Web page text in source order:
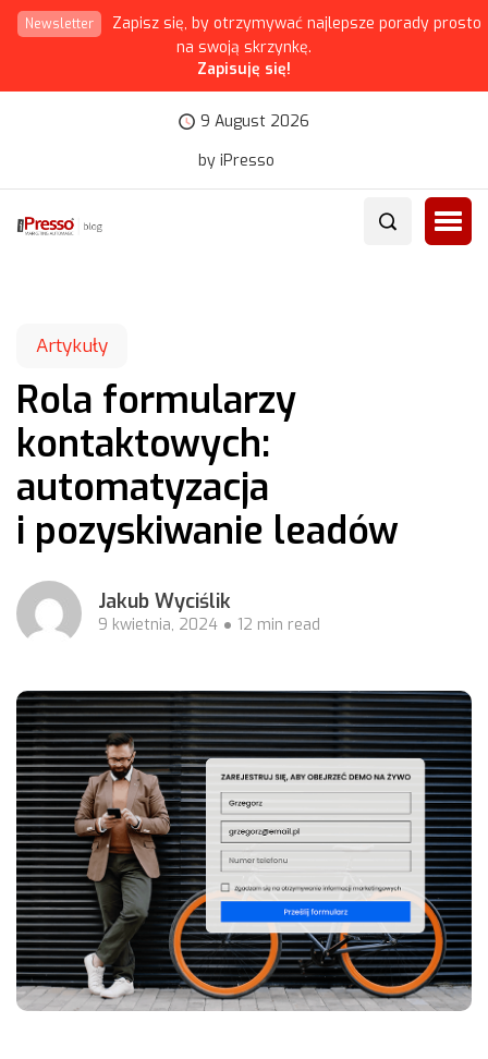
Newsletter
Zapisz się, by otrzymywać najlepsze porady prosto
na swoją skrzynkę.
Zapisuję się!
9 August 2026
by iPresso
Artykuły
Rola formularzy
kontaktowych:
automatyzacja
i pozyskiwanie leadów
Jakub Wyciślik
9 kwietnia, 2024 12 min read